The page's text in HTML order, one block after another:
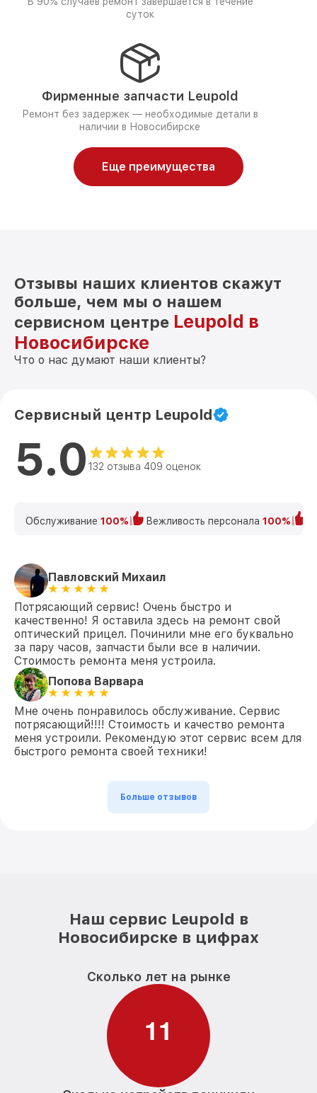
суток
Фирменные запчасти Leupold
Ремонт без задержек — необходимые детали в
наличии в Новосибирске
Еще преимущества
Отзывы наших клиентов скажут
больше, чем мы о нашем
сервисном центре Leupold в
Новосибирске
Что о нас думают наши клиенты?
Сервисный центр Leupold
5.0 132 отзыва 409 оценок
Обслуживание 100% Вежливость персонала 100%
Павловский Михаил
Потрясающий сервис! Очень быстро и
качественно! Я оставила здесь на ремонт свой
оптический прицел. Починили мне его буквально
за пару часов, запчасти были все в наличии.
Стоимость ремонта меня устроила.
Попова Варвара
Мне очень понравилось обслуживание. Сервис
потрясающий!!!! Стоимость и качество ремонта
меня устроили. Рекомендую этот сервис всем для
быстрого ремонта своей техники!
Больше отзывов
Наш сервис Leupold в
Новосибирске в цифрах
Сколько лет на рынке
11